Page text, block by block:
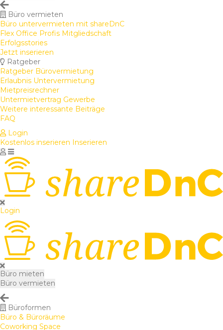
Büro vermieten
Büro untervermieten mit shareDnC
Flex Office Profis Mitgliedschaft
Erfolgsstories
Jetzt inserieren
Ratgeber
Ratgeber Bürovermietung
Erlaubnis Untervermietung
Mietpreisrechner
Untermietvertrag Gewerbe
Weitere interessante Beiträge
FAQ
Login
Kostenlos inserieren Inserieren
Login
Büro mieten
Büro vermieten
Büroformen
Büro & Büroräume
Coworking Space